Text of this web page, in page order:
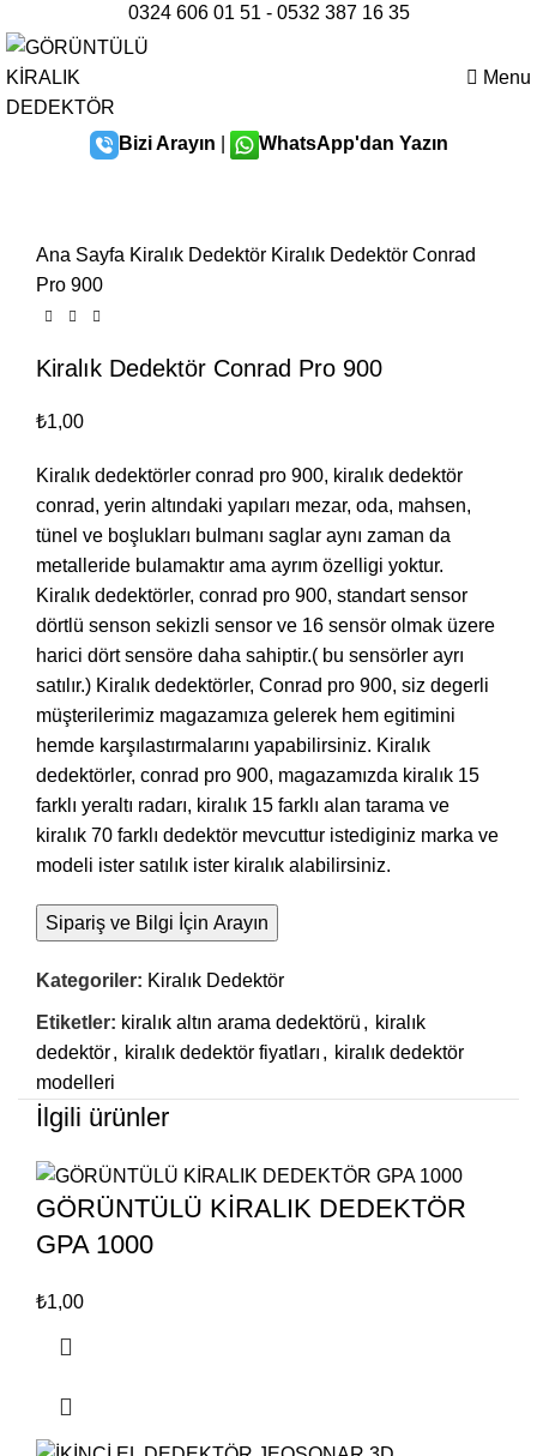
0324 606 01 51 -0532 387 16 35
Menu
Bizi Arayın WhatsApp'dan Yazın
Ana Sayfa Kiralık Dedektör Kiralık Dedektör Conrad
Pro 900
Kiralık Dedektör Conrad Pro 900
₺1,00
Kiralık dedektörler conrad pro 900, kiralık dedektör
conrad, yerin altındaki yapıları mezar, oda, mahsen,
tünel ve boşlukları bulmanı saglar aynı zaman da
metalleride bulamaktır ama ayrım özelligi yoktur.
Kiralık dedektörler, conrad pro 900, standart sensor
dörtlü senson sekizli sensor ve 16 sensör olmak üzere
harici dört sensöre daha sahiptir.( bu sensörler ayrı
satılır.) Kiralık dedektörler, Conrad pro 900, siz degerli
müşterilerimiz magazamıza gelerek hem egitimini
hemde karşılastırmalarını yapabilirsiniz. Kiralık
dedektörler, conrad pro 900, magazamızda kiralık 15
farklı yeraltı radarı, kiralık 15 farklı alan tarama ve
kiralık 70 farklı dedektör mevcuttur istediginiz marka ve
modeli ister satılık ister kiralık alabilirsiniz.
Sipariş ve Bilgi İçin Arayın
Kategoriler: Kiralık Dedektör
Etiketler: kiralık altın arama dedektörü , kiralık
dedektör, kiralık dedektör fiyatları , kiralık dedektör
modelleri
İlgili ürünler
GÖRÜNTÜLÜ KİRALIK DEDEKTÖR
GPA 1000
₺1,00